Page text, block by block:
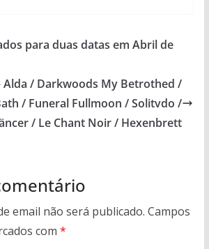
para duas datas em Abril de
Alda / Darkwoods My Betrothed /
/ Funeral Fullmoon / Solitvdo /
/ Le Chant Noir / Hexenbrett
email não será publicado. Campos
com *